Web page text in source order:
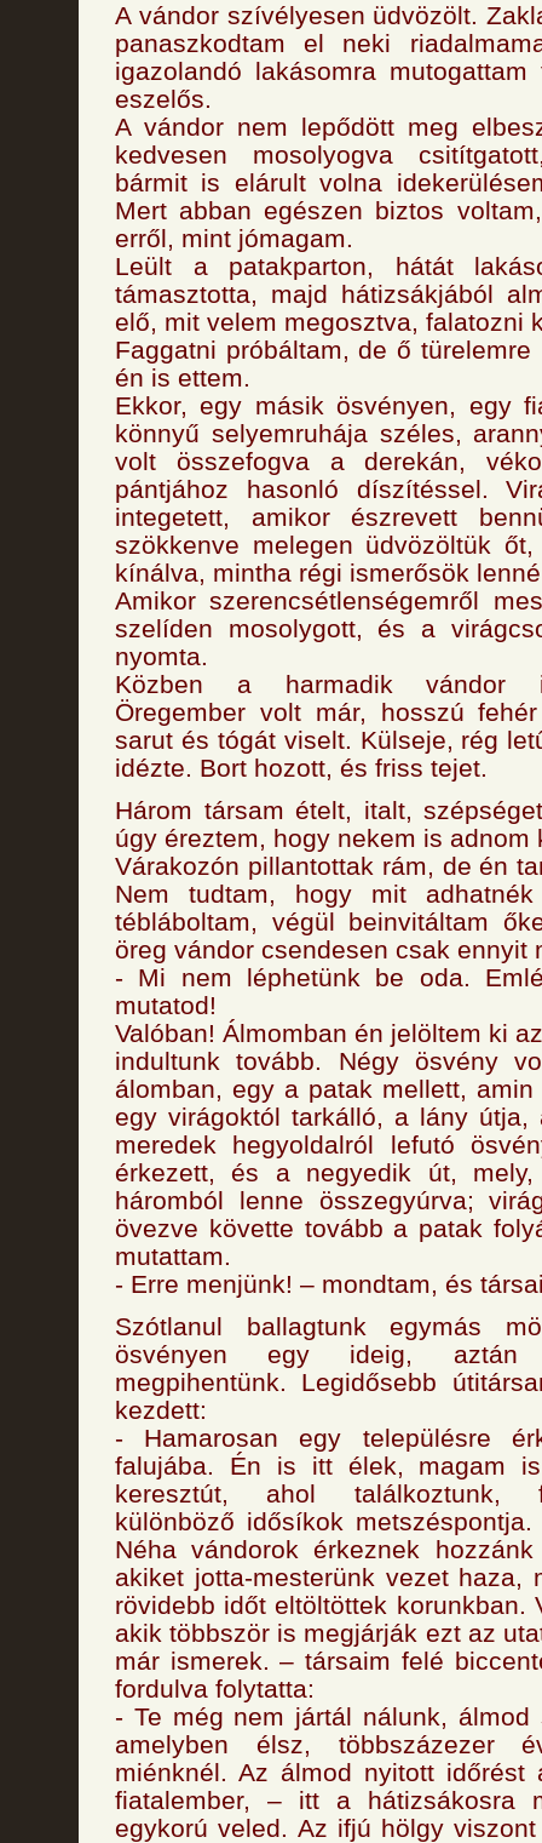
A vándor szívélyesen üdvözölt.
panaszkodtam el neki
igazolandó lakásomra
eszelős.
A vándor nem lepődött meg
kedvesen mosolyogva
bármit is elárult volna
Mert abban egészen biztos
erről, mint jómagam.
Leült a patakparton, hátát
támasztotta, majd hátizsákjából
elő, mit velem megosztva, falatozni
Faggatni próbáltam, de ő
én is ettem.
Ekkor, egy másik ösvényen, egy
könnyű selyemruhája széles,
volt összefogva a derekán,
pántjához hasonló díszítéssel.
integetett, amikor észrevett
szökkenve melegen üdvözöltük
kínálva, mintha régi ismerősök
Amikor szerencsétlenségemről
szelíden mosolygott, és a
nyomta.
Közben a harmadik vándor
Öregember volt már, hosszú
sarut és tógát viselt. Külseje, rég
idézte. Bort hozott, és friss tejet.
Három társam ételt, italt,
úgy éreztem, hogy nekem is adnom
Várakozón pillantottak rám, de én
Nem tudtam, hogy mit
tébláboltam, végül beinvitáltam
öreg vándor csendesen csak ennyit
- Mi nem léphetünk be oda.
mutatod!
Valóban! Álmomban én jelöltem ki
indultunk tovább. Négy ösvény
álomban, egy a patak mellett,
egy virágoktól tarkálló, a lány útja,
meredek hegyoldalról lefutó
érkezett, és a negyedik út,
háromból lenne összegyúrva;
övezve követte tovább a patak
mutattam.
- Erre menjünk! – mondtam, és
Szótlanul ballagtunk egymás
ösvényen egy ideig, aztán
megpihentünk. Legidősebb
kezdett:
- Hamarosan egy településre
falujába. Én is itt élek, magam
keresztút, ahol találkoztunk,
különböző idősíkok
Néha vándorok érkeznek
akiket jotta-mesterünk vezet haza,
rövidebb időt eltöltöttek korunkban.
akik többször is megjárják ezt az
már ismerek. – társaim felé
fordulva folytatta:
- Te még nem jártál nálunk, álmod
amelyben élsz, többszázezer
miénknél. Az álmod nyitott
fiatalember, – itt a hátizsákosra
egykorú veled. Az ifjú hölgy